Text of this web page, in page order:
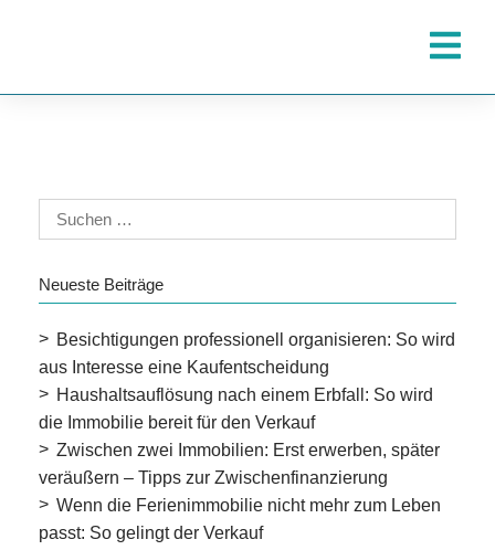
Neueste Beiträge
Besichtigungen professionell organisieren: So wird
aus Interesse eine Kaufentscheidung
Haushaltsauflösung nach einem Erbfall: So wird
die Immobilie bereit für den Verkauf
Zwischen zwei Immobilien: Erst erwerben, später
veräußern – Tipps zur Zwischenfinanzierung
Wenn die Ferienimmobilie nicht mehr zum Leben
passt: So gelingt der Verkauf